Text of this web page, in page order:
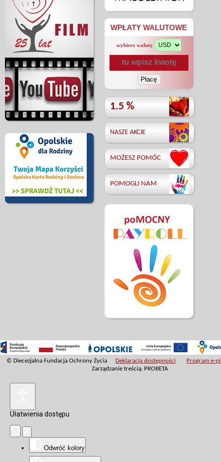
WPŁATY WALUTOWE
wybierz walutę
1.5 %
NASZE AKCJE
MOŻESZ POMÓC
POMOGLI NAM
© Diecezjalna Fundacja Ochrony Życia Deklaracja dostępności
Program e-
Zarządzanie treścią: PROBETA
Ułatwienia dostępu
Odwróć kolory